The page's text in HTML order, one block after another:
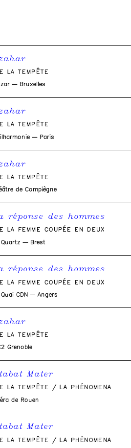
LA TEMPÊTE
— Bruxelles
LA TEMPÊTE
— Paris
LA TEMPÊTE
de Compiègne
réponse des hommes
LA FEMME COUPÉE EN DEUX
Quartz — Brest
réponse des hommes
LA FEMME COUPÉE EN DEUX
Quai CDN — Angers
LA TEMPÊTE
Grenoble
Mater
LA TEMPÊTE / LA PHÉNOMENA
de Rouen
Mater
LA TEMPÊTE / LA PHÉNOMENA